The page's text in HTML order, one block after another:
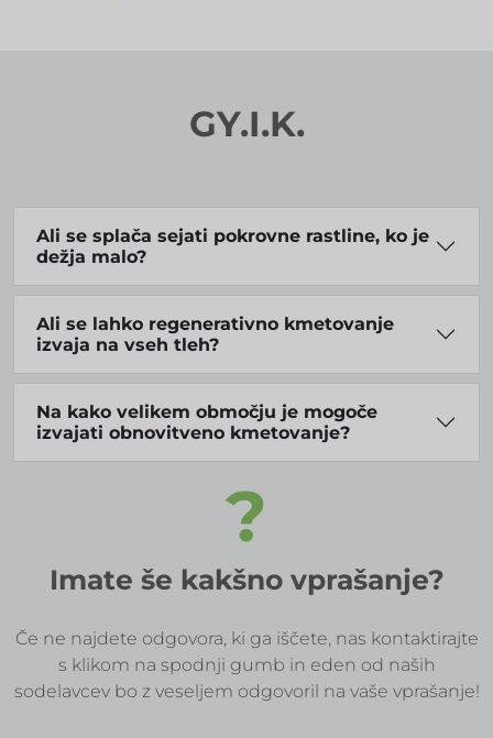
GY.I.K.
Ali se splača sejati pokrovne rastline, ko je
dežja malo?
Ali se lahko regenerativno kmetovanje
izvaja na vseh tleh?
Na kako velikem območju je mogoče
izvajati obnovitveno kmetovanje?
?
Imate še kakšno vprašanje?
Če ne najdete odgovora, ki ga iščete, nas kontaktirajte
s klikom na spodnji gumb in eden od naših
sodelavcev bo z veseljem odgovoril na vaše vprašanje!